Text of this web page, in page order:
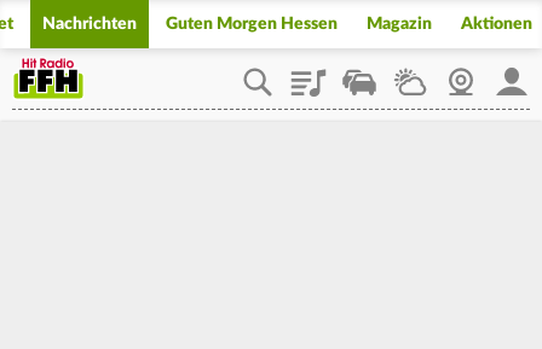
Nachrichten Guten Morgen Hessen Magazin Aktionen
PlaylistStaupilotWetterWebcam